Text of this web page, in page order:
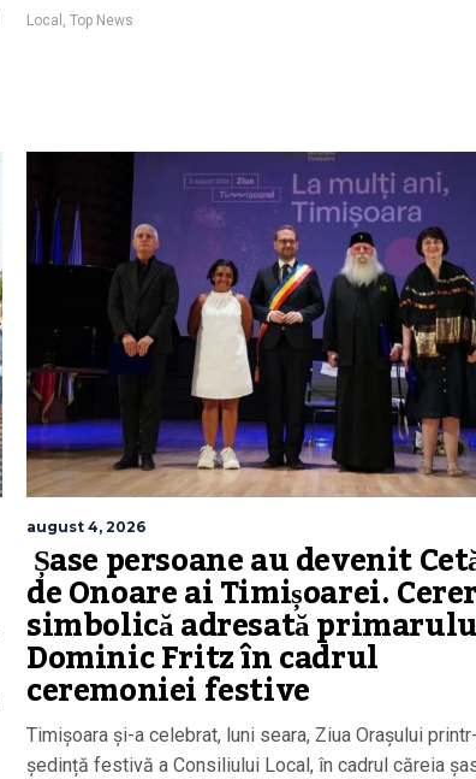
Local Top News
august 4, 2026
Șase persoane au devenit
de Onoare ai Timișoarei.
simbolică adresată
Dominic Fritz în cadrul
ceremoniei festive
Timișoara și-a celebrat, luni seara, Ziua Orașului
ședință festivă a Consiliului Local, în cadrul căreia